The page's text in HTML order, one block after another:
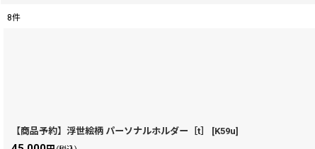
8件
【商品予約】浮世絵柄 パーソナルホルダー［t］ [K59u]